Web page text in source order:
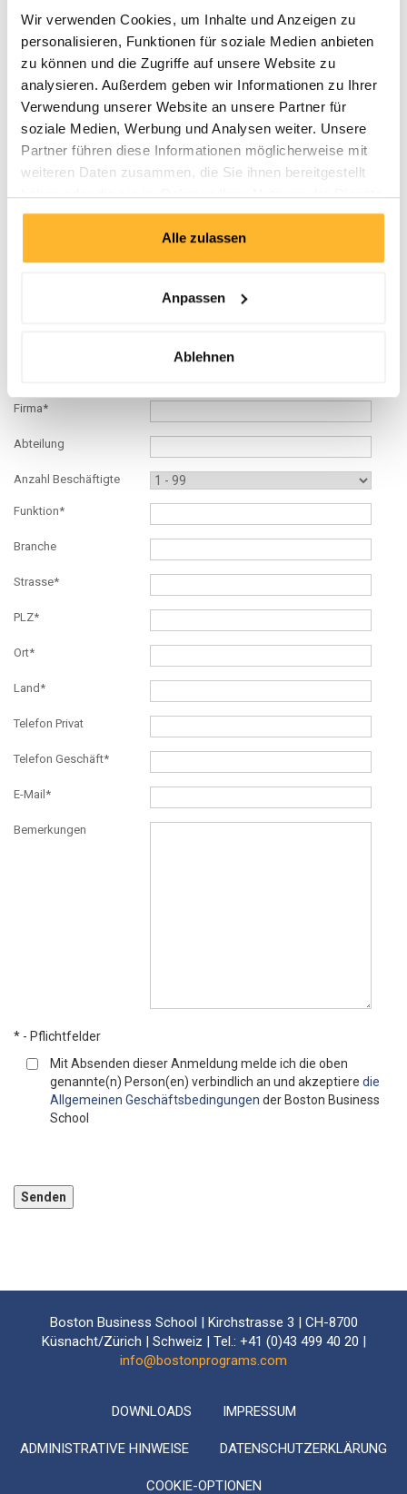
Wir verwenden Cookies, um Inhalte und Anzeigen zu
personalisieren, Funktionen für soziale Medien anbieten
zu können und die Zugriffe auf unsere Website zu
analysieren. Außerdem geben wir Informationen zu Ihrer
Verwendung unserer Website an unsere Partner für
soziale Medien, Werbung und Analysen weiter. Unsere
Partner führen diese Informationen möglicherweise mit
weiteren Daten zusammen, die Sie ihnen bereitgestellt
haben oder die sie im Rahmen Ihrer Nutzung der Dienste
gesammelt haben.
Alle zulassen
Anpassen
Ablehnen
24.04.2028 - 27.04.2028, Bad Horn/Lake Constance
Gebühr
EUR 8'700.- / CHF 7'900.- (zzgl. MwSt.)
Kontaktdaten
Programmname*
Intensiv-Programm finanzielle
Führung & Controlling
Seminar* B4846
Vorname*
Firma*
Abteilung
Anzahl Beschäftigte
Funktion*
Branche
Strasse*
PLZ*
Ort*
Land*
Telefon Privat
Telefon Geschäft*
E-Mail*
Bemerkungen
* - Pflichtfelder
Mit Absenden dieser Anmeldung melde ich die oben
genannte(n) Person(en) verbindlich an und akzeptiere die
Allgemeinen Geschäftsbedingungen der Boston Business
School
Boston Business School | Kirchstrasse 3 | CH-8700
Küsnacht/Zürich | Schweiz | Tel.: +41 (0)43 499 40 20 |
info@bostonprograms.com
DOWNLOADS IMPRESSUM
ADMINISTRATIVE HINWEISE DATENSCHUTZERKLÄRUNG
COOKIE-OPTIONEN